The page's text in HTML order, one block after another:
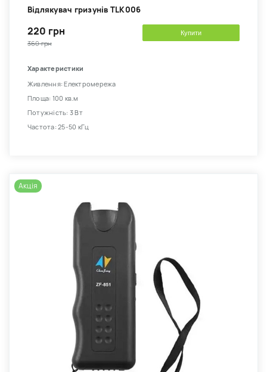
Відлякувач гризунів TLK006
220 грн
360 грн
Купити
Характеристики
Живлення: Електромережа
Площа: 100 кв.м
Потужність: 3 Вт
Частота: 25-50 кГц
Акція